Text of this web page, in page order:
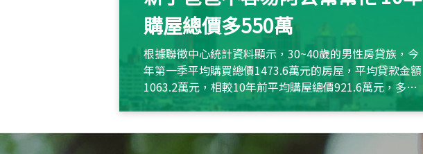
購屋總價多550萬
根據聯徵中心統計資料顯示，30~40歲的男性房貸族，今
年第一季平均購買總價1473.6萬元的房屋，平均貸款金額
1063.2萬元，相較10年前平均購屋總價921.6萬元，多出
約550萬元，且貸款金額也多